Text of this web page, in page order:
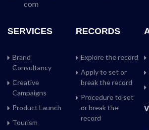
com
SERVICES
Brand
Consultancy
Creative
Campaigns
Product Launch
Tourism
RECORDS
Explore the record
Apply to set or
break the record
Procedure to set
or break the
record